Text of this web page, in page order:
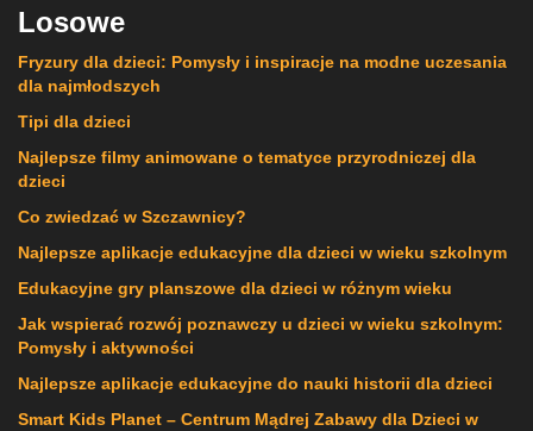
Losowe
Fryzury dla dzieci: Pomysły i inspiracje na modne uczesania
dla najmłodszych
Tipi dla dzieci
Najlepsze filmy animowane o tematyce przyrodniczej dla
dzieci
Co zwiedzać w Szczawnicy?
Najlepsze aplikacje edukacyjne dla dzieci w wieku szkolnym
Edukacyjne gry planszowe dla dzieci w różnym wieku
Jak wspierać rozwój poznawczy u dzieci w wieku szkolnym:
Pomysły i aktywności
Najlepsze aplikacje edukacyjne do nauki historii dla dzieci
Smart Kids Planet – Centrum Mądrej Zabawy dla Dzieci w